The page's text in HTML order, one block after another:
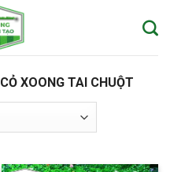
CỎ XOONG TAI CHUỘT